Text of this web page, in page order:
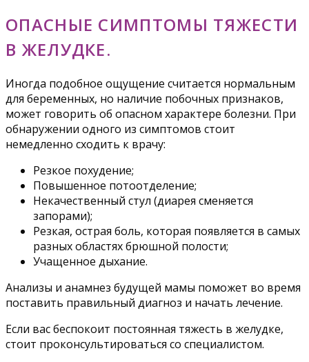
ОПАСНЫЕ СИМПТОМЫ ТЯЖЕСТИ
В ЖЕЛУДКЕ.
Иногда подобное ощущение считается нормальным
для беременных, но наличие побочных признаков,
может говорить об опасном характере болезни. При
обнаружении одного из симптомов стоит
немедленно сходить к врачу:
Резкое похудение;
Повышенное потоотделение;
Некачественный стул (диарея сменяется
запорами);
Резкая, острая боль, которая появляется в самых
разных областях брюшной полости;
Учащенное дыхание.
Анализы и анамнез будущей мамы поможет во время
поставить правильный диагноз и начать лечение.
Если вас беспокоит постоянная тяжесть в желудке,
стоит проконсультироваться со специалистом.